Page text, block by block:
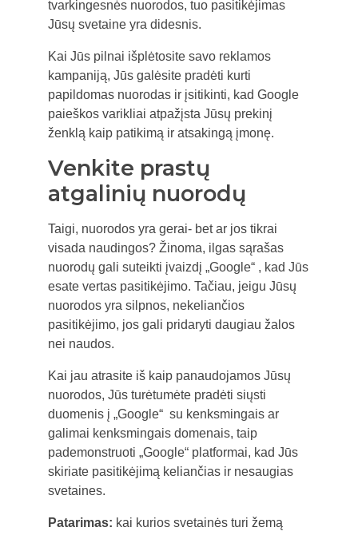
tvarkingesnės nuorodos, tuo pasitikėjimas
Jūsų svetaine yra didesnis.
Kai Jūs pilnai išplėtosite savo reklamos
kampaniją, Jūs galėsite pradėti kurti
papildomas nuorodas ir įsitikinti, kad Google
paieškos varikliai atpažįsta Jūsų prekinį
ženklą kaip patikimą ir atsakingą įmonę.
Venkite prastų
atgalinių nuorodų
Taigi, nuorodos yra gerai- bet ar jos tikrai
visada naudingos? Žinoma, ilgas sąrašas
nuorodų gali suteikti įvaizdį „Google“ , kad Jūs
esate vertas pasitikėjimo. Tačiau, jeigu Jūsų
nuorodos yra silpnos, nekeliančios
pasitikėjimo, jos gali pridaryti daugiau žalos
nei naudos.
Kai jau atrasite iš kaip panaudojamos Jūsų
nuorodos, Jūs turėtumėte pradėti siųsti
duomenis į „Google“ su kenksmingais ar
galimai kenksmingais domenais, taip
pademonstruoti „Google“ platformai, kad Jūs
skiriate pasitikėjimą keliančias ir nesaugias
svetaines.
Patarimas: kai kurios svetainės turi žemą